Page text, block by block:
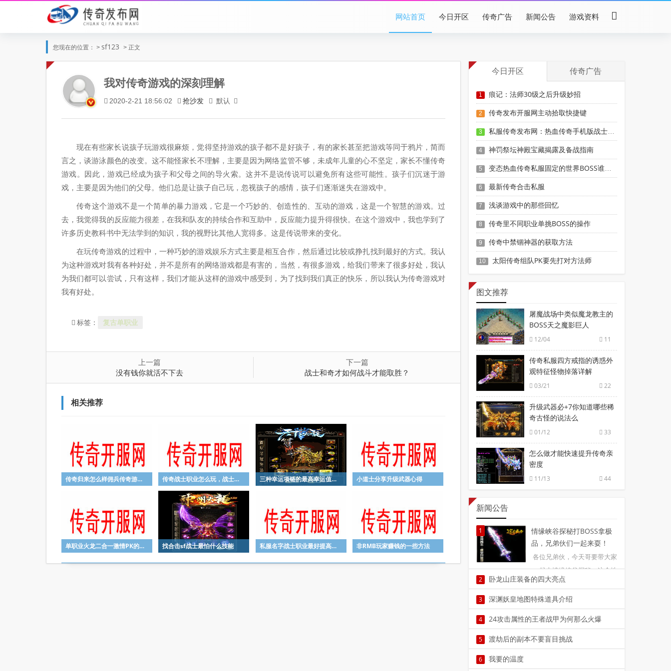
网站首页 今日开区 传奇广告 新闻公告 游戏资料
您现在的位置： > sf123 > 正文
我对传奇游戏的深刻理解
2020-2-21 18:56:02 抢沙发 默认
现在有些家长说孩子玩游戏很麻烦，觉得坚持游戏的孩子都不是好孩子，有的家长甚至把游戏等同于鸦片，简而
言之，谈游泳颜色的改变。这不能怪家长不理解，主要是因为网络监管不够，未成年儿童的心不坚定，家长不懂传奇
游戏。因此，游戏已经成为孩子和父母之间的导火索。这并不是说传说可以避免所有这些可能性。孩子们沉迷于游
戏，主要是因为他们的父母。他们总是让孩子自己玩，忽视孩子的感情，孩子们逐渐迷失在游戏中。
传奇这个游戏不是一个简单的暴力游戏，它是一个巧妙的、创造性的、互动的游戏，这是一个智慧的游戏。过
去，我觉得我的反应能力很差，在我和队友的持续合作和互助中，反应能力提升得很快。在这个游戏中，我也学到了
许多历史教科书中无法学到的知识，我的视野比其他人宽得多。这是传说带来的变化。
在玩传奇游戏的过程中，一种巧妙的游戏娱乐方式主要是相互合作，然后通过比较或挣扎找到最好的方式。我认
为这种游戏对我有各种好处，并不是所有的网络游戏都是有害的，当然，有很多游戏，给我们带来了很多好处，我认
为我们都可以尝试，只有这样，我们才能从这样的游戏中感受到，为了找到我们真正的快乐，所以我认为传奇游戏对
我有好处。
标签： 复古单职业
上一篇
没有钱你就活不下去
下一篇
战士和奇才如何战斗才能取胜？
相关推荐
传奇归来怎么样佣兵传奇游戏中盾牌装备有什么用 传奇战士职业怎么玩，战士技能全解 三种幸运项链的最高幸运值是多少 小道士分享升级武器心得
单职业火龙二合一激情PK的游戏场所在哪里 找合击sf战士最怕什么技能 私服名字战士职业最好提高物理攻击 非RMB玩家赚钱的一些方法
今日开区 传奇广告
1 痕记：法师30级之后升级妙招
2 传奇发布开服网主动拾取快捷键
3 私服传奇发布网：热血传奇手机版战士50级紫装搭配攻略战士紫色套装怎么获得
4 神罚祭坛神殿宝藏揭露及备战指南
5 变态热血传奇私服固定的世界BOSS谁能去击杀
6 最新传奇合击私服
7 浅谈游戏中的那些回忆
8 传奇里不同职业单挑BOSS的操作
9 传奇中禁锢神器的获取方法
10 太阳传奇组队PK要先打对方法师
图文推荐
屠魔战场中类似魔龙教主的
BOSS天之魔影巨人
12/04 11
传奇私服四方戒指的诱惑外
观特征怪物掉落详解
03/21 22
升级武器必+7你知道哪些稀
奇古怪的说法么
01/12 33
怎么做才能快速提升传奇亲
密度
11/13 44
新闻公告
1
情缘峡谷探秘打BOSS拿极
品，兄弟伙们一起来耍！
各位兄弟伙，今天哥要带大家
一起去情缘峡谷探秘。这个地
方可不简单，里面藏着不少
BOSS，打赢了还能拿到各种
极品装1
2 卧龙山庄装备的四大亮点
在传奇私服这个人气极高的游戏中，卧龙山庄装
备的四大亮点备受关注。作为游戏内装备的重要
一环，卧龙山庄装备的独2
3 深渊妖皇地图特殊道具介绍
本文由小编饶恒菽深渊妖皇地图特殊道具介绍复
古战神传奇是属于一个微变版的传奇，在此游戏
中有很多玩家对深渊妖皇3
4 24攻击属性的王者战甲为何那么火爆
传奇玩家都知道可以没有首饰，但是绝对不能没
有剑甲，盔甲负责防御，兵器主要是输出，首饰
5 渡劫后的副本不要盲目挑战
本文由小编左玉渡劫后的副本不要盲目挑战上一
期我们介绍了超变传奇sf里的渡劫玩法，大家也
6 我要的温度